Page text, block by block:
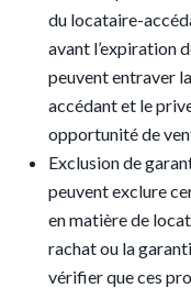
du locataire-
avant l’expiration
peuvent entraver
accédant et le
opportunité de
Exclusion de
peuvent exclure
en matière de
rachat ou la
vérifier que ces